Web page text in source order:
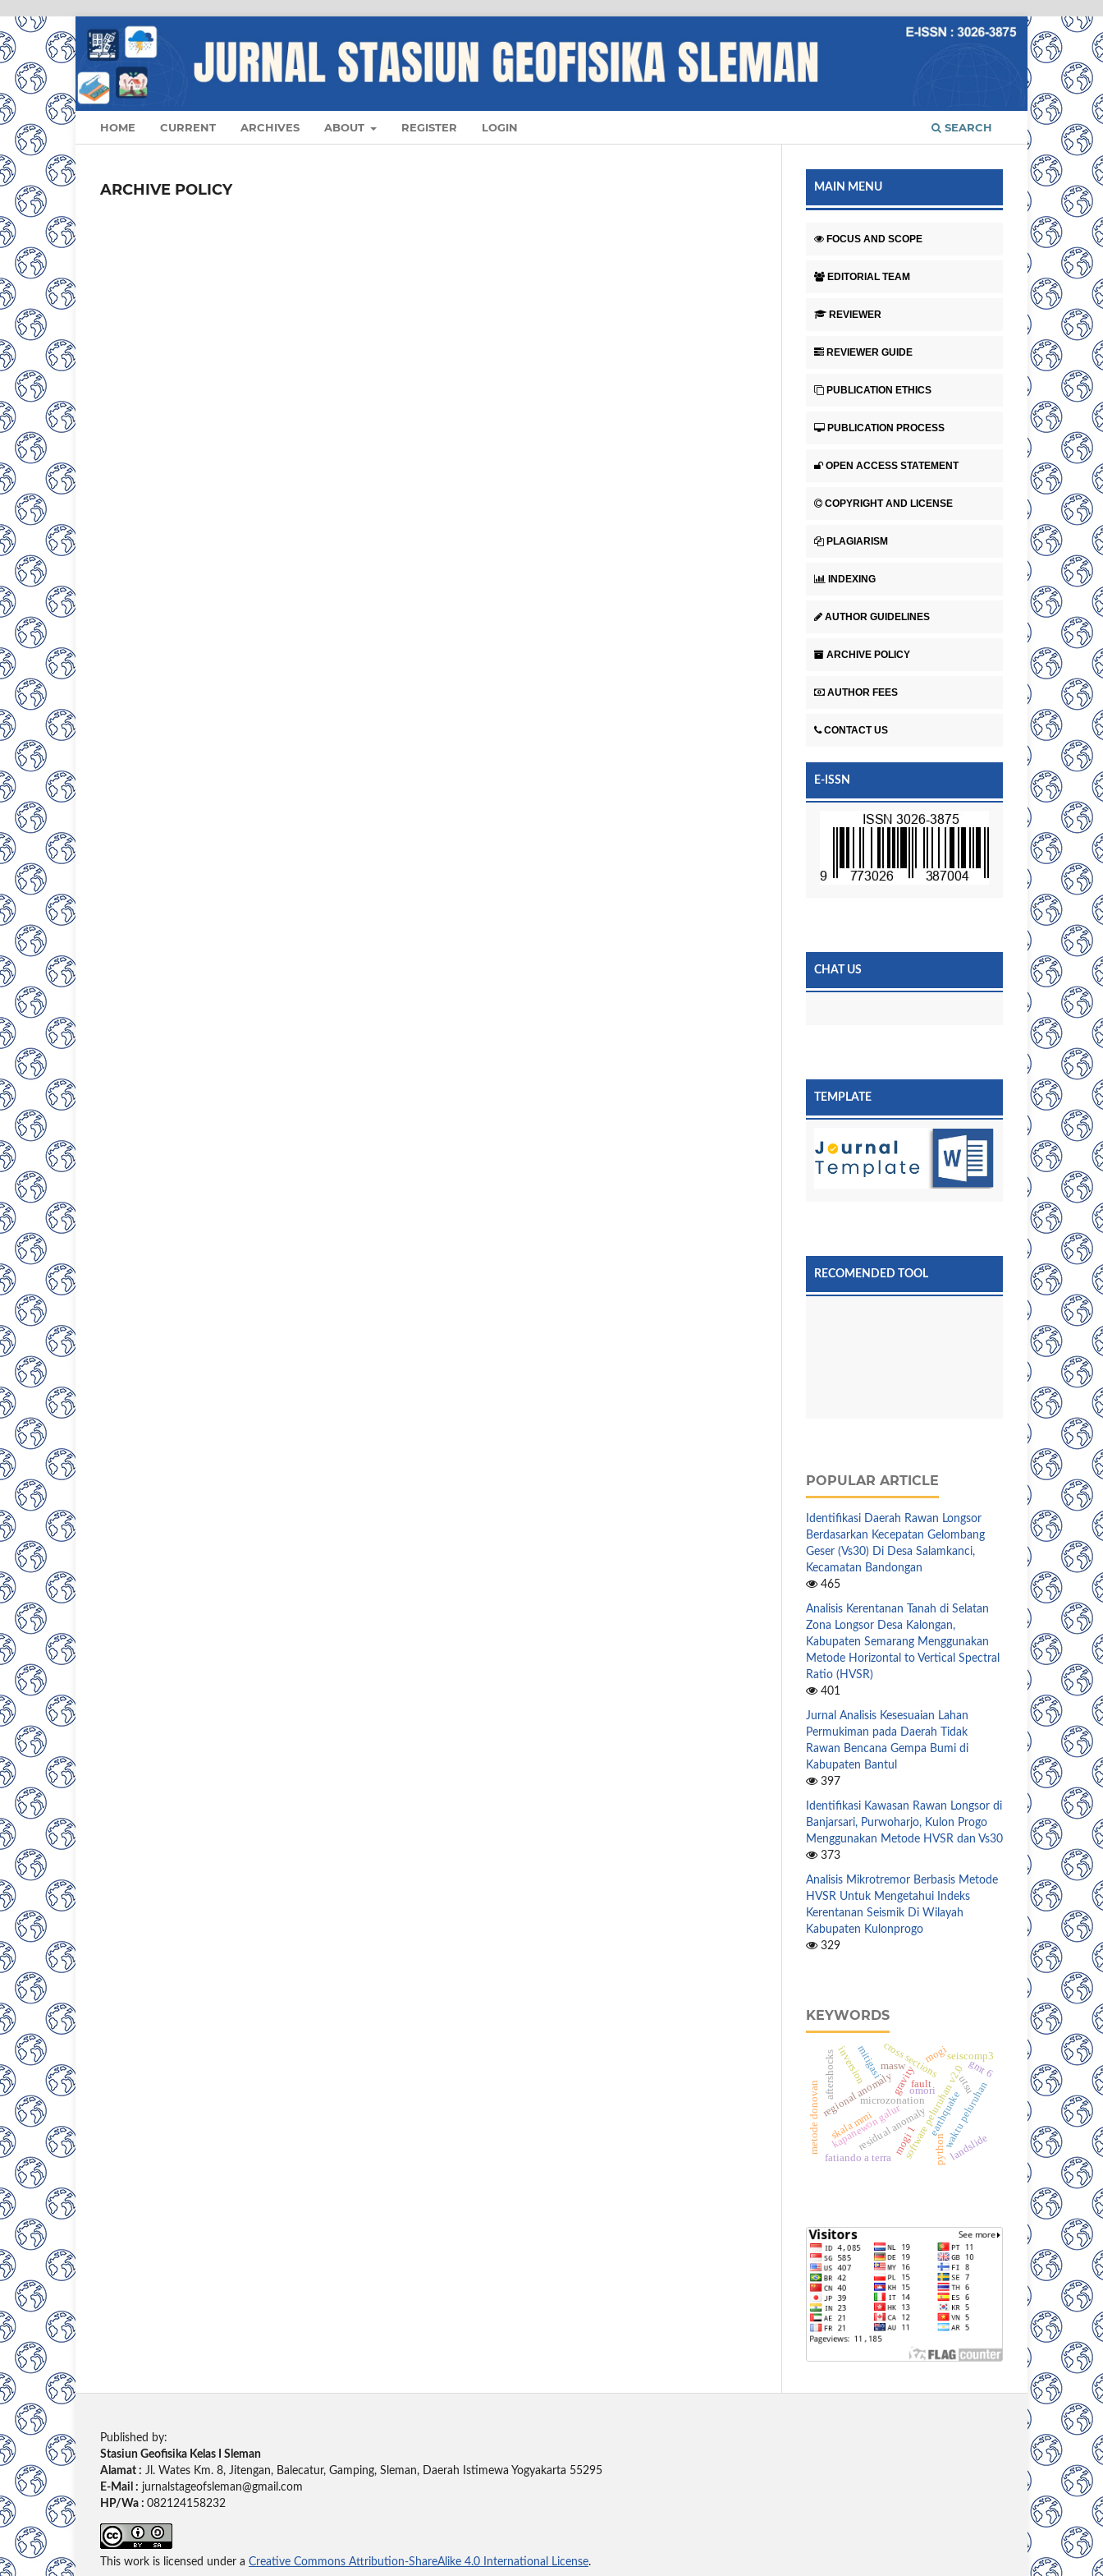
HOME CURRENT ARCHIVES ABOUT REGISTER LOGIN SEARCH
ARCHIVE POLICY MAIN MENU
FOCUS AND SCOPE
EDITORIAL TEAM
REVIEWER
REVIEWER GUIDE
PUBLICATION ETHICS
PUBLICATION PROCESS
OPEN ACCESS STATEMENT
COPYRIGHT AND LICENSE
PLAGIARISM
INDEXING
AUTHOR GUIDELINES
ARCHIVE POLICY
AUTHOR FEES
CONTACT US
E-ISSN
CHAT US
TEMPLATE
RECOMENDED TOOL
POPULAR ARTICLE
Identifikasi Daerah Rawan Longsor
Berdasarkan Kecepatan Gelombang
Geser (Vs30) Di Desa Salamkanci,
Kecamatan Bandongan
465
Analisis Kerentanan Tanah di Selatan
Zona Longsor Desa Kalongan,
Kabupaten Semarang Menggunakan
Metode Horizontal to Vertical Spectral
Ratio (HVSR)
401
Jurnal Analisis Kesesuaian Lahan
Permukiman pada Daerah Tidak
Rawan Bencana Gempa Bumi di
Kabupaten Bantul
397
Identifikasi Kawasan Rawan Longsor di
Banjarsari, Purwoharjo, Kulon Progo
Menggunakan Metode HVSR dan Vs30
373
Analisis Mikrotremor Berbasis Metode
HVSR Untuk Mengetahui Indeks
Kerentanan Seismik Di Wilayah
Kabupaten Kulonprogo
329
KEYWORDS
earthquake
software peluruhan v2.0
kapanewon galur
microzonation
residual anomaly
regional anomaly
fatiando a terra python
gravity
mitigasi
mogi 1
cross sections
omori waktu peluruhan
utsu
mogi
metode donovan fault
skala mmi
inversion
landslide
seiscomp3
gmt 6
aftershocks masw
Published by:
Stasiun Geofisika Kelas I Sleman
Alamat : Jl. Wates Km. 8, Jitengan, Balecatur, Gamping, Sleman, Daerah Istimewa Yogyakarta 55295
E-Mail : jurnalstageofsleman@gmail.com
HP/Wa : 082124158232
This work is licensed under a Creative Commons Attribution-ShareAlike 4.0 International License.